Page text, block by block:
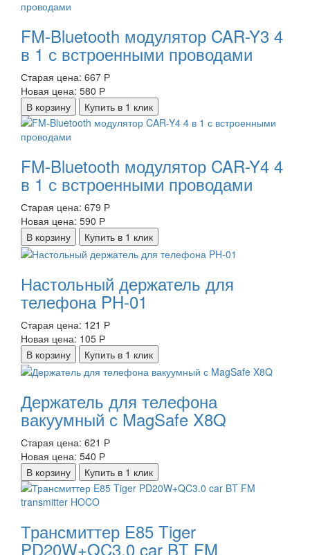
FM-Bluetooth модулятор CAR-Y3 4
в 1 с встроенными проводами
Старая цена: 667 Р
Новая цена: 580 Р
В корзину
Купить в 1 клик
FM-Bluetooth модулятор CAR-Y4 4
в 1 с встроенными проводами
Старая цена: 679 Р
Новая цена: 590 Р
В корзину
Купить в 1 клик
Настольный держатель для
телефона PH-01
Старая цена: 121 Р
Новая цена: 105 Р
В корзину
Купить в 1 клик
Держатель для телефона
вакуумный с MagSafe X8Q
Старая цена: 621 Р
Новая цена: 540 Р
В корзину
Купить в 1 клик
Трансмиттер E85 Tiger
PD20W+QC3.0 car BT FM